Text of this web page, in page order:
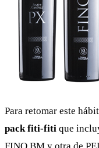
Para retomar este
pack fiti-fiti que